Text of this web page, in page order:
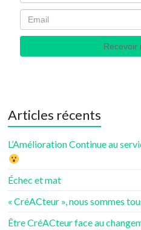
Recevoir
Articles récents
L’Amélioration Continue au
Échec et mat
« CréACteur », nous sommes
Être CréACteur face au